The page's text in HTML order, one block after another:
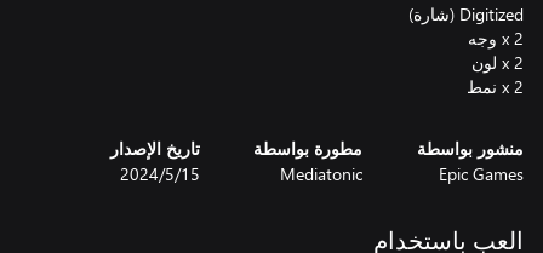
2 x نمط
منشور بواسطة
Epic Games
مطورة بواسطة
Mediatonic
تاريخ الإصدار
15‏/5‏/2024
العب باستخدام